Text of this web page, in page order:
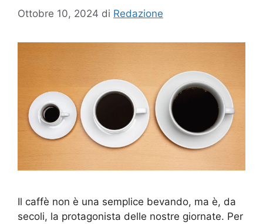
Ottobre 10, 2024 di Redazione
Il caffè non è una semplice bevando, ma è, da
secoli, la protagonista delle nostre giornate. Per